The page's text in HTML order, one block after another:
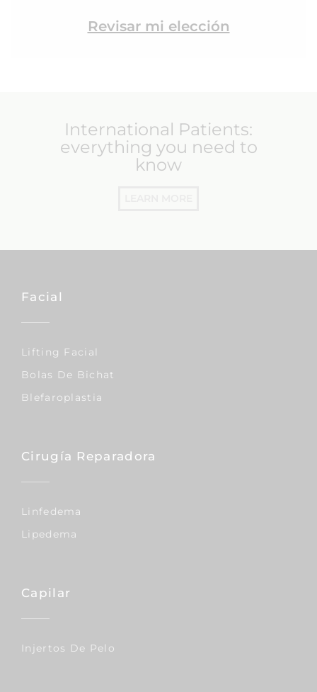
Revisar mi elección
International Patients:
everything you need to
know
Facial
Lifting Facial
Bolas De Bichat
Blefaroplastia
Cirugía Reparadora
Linfedema
Lipedema
Capilar
Injertos De Pelo